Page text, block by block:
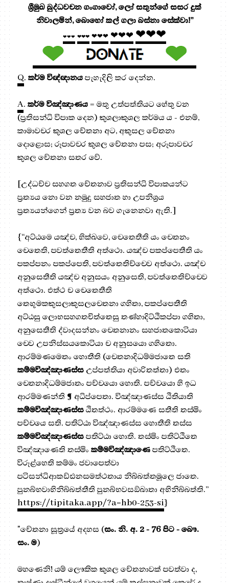
ශ්‍රීමුඛ බුද්ධවචන ගංගාවෝ, ලෝ සතුන්ගේ සසර දුක්
නිවාලමින්, බොහෝ කල් ගලා බස්නා සේක්වා!”
❤❤❤ ❤❤❤ ❤❤❤ ❤❤❤ ❤❤❤
Q.කර්ම විඥ්ඥානයපැහැදිලි කර දෙන්න.
A.කර්ම විඤ්ඤාණය= මතු උත්පත්තියට හේතු වන
(ප්‍ර‍තිසන්ධි විපාක දෙන) කුශලාකුශල කර්මය ය - එනම්,
කාමාවචර කුශල චේතනා අට, අකුසල චේතනා
දොළොස; රූපාවචර කුශල චේතනා පස; අරූපාවචර
කුශල චේතනා සතර වේ.
[උද්ධච්ච සහගත චේතනාව ප්‍ර‍තිසන්ධි විපාකයන්ට
ප්‍ර‍ත්‍යය නො වන නමුදු සහජාත හා උපනිශ්‍රය
ප්‍රත්‍යයන්ගෙන් ප්‍රත්‍ය වන බව ගැනෙනවා ඇති.]
{“අට්ඨමෙ යඤ්ච, භික්ඛවෙ, චෙතෙතීති යං චෙතනං
චෙතෙති, පවත්තෙතීති අත්ථො. යඤ්ච පකප්පෙතීති යං
පකප්පනං පකප්පෙති, පවත්තෙතිච්චෙව අත්ථො. යඤ්ච
අනුසෙතීති යඤ්ච අනුසයං අනුසෙති, පවත්තෙතිච්චෙව
අත්ථො. එත්ථ ච චෙතෙතීති
තෙභූමකකුසලාකුසලචෙතනා ගහිතා, පකප්පෙතීති
අට්ඨසු ලොභසහගතචිත්තෙසු තණ්හාදිට්ඨිකප්පා ගහිතා,
අනුසෙතීති ද්වාදසන්නං චෙතනානං සහජාතකොටියා
චෙව උපනිස්සයකොටියා ච අනුසයො ගහිතො.
ආරම්මණමෙතං හොතීති (චෙතනාදිධම්මජාතෙ සති
කම්මවිඤ්ඤාණස්ස උප්පත්තියා අවාරිතත්තා) එතං
චෙතනාදිධම්මජාතං පච්චයො හොති. පච්චයො හි ඉධ
ආරම්මණන්ති ¶ අධිප්පෙතා. විඤ්ඤාණස්ස ඨිතියාති
කම්මවිඤ්ඤාණස්සඨිතත්ථං. ආරම්මණෙ සතීති තස්මිං
පච්චයෙ සති. පතිට්ඨා විඤ්ඤාණස්ස හොතීති තස්ස
කම්මවිඤ්ඤාණස්සපතිට්ඨා හොති. තස්මිං පතිට්ඨිතෙ
විඤ්ඤාණෙති තස්මිංකම්මවිඤ්ඤාණෙපතිට්ඨිතෙ.
විරූළ්හෙති කම්මං ජවාපෙත්වා
පටිසන්ධිආකඩ්ඪනසමත්ථතාය නිබ්බත්තමූලෙ ජාතෙ.
පුනබ්භවාභිනිබ්බත්තීති පුනබ්භවසඞ්ඛාතා අභිනිබ්බත්ති.”
https://tipitaka.app/?a=hb0-253-si}
"චේතනා සූත්‍රයේ අදහස (සං. නි. අ. 2 - 76 පිට - බෞ.
සං. ම)
මහණෙනි! යම් ලෞකික කුශල චේතනාවක් පවත්වා ද,